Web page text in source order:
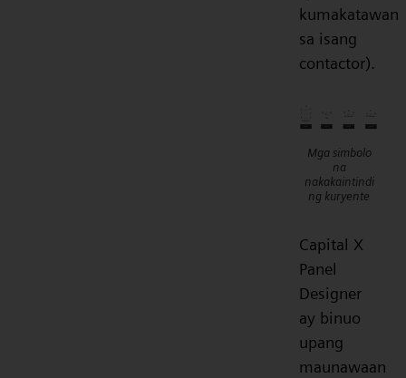
kumakatawan
sa isang
contactor).
Mga simbolo
na
nakakaintindi
ng kuryente
Capital X
Panel
Designer
ay binuo
upang
maunawaan